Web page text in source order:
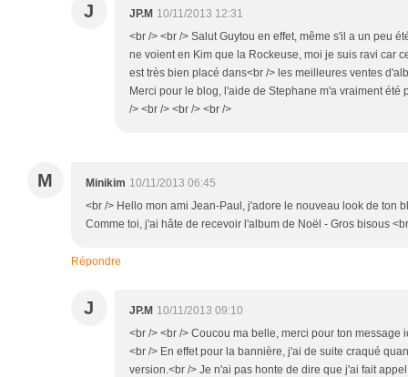
J JP.M 10/11/2013 12:31
<br /> <br /> Salut Guytou en effet, même s'il a un peu
ne voient en Kim que la Rockeuse, moi je suis ravi car
est très bien placé dans<br /> les meilleures ventes
Merci pour le blog, l'aide de Stephane m'a vraiment été
/> <br /> <br /> <br />
M Minikim 10/11/2013 06:45
<br /> Hello mon ami Jean-Paul, j'adore le nouveau look de ton
Comme toi, j'ai hâte de recevoir l'album de Noël - Gros bisous
Répondre
J JP.M 10/11/2013 09:10
<br /> <br /> Coucou ma belle, merci pour ton message
<br /> En effet pour la bannière, j'ai de suite craqué
version.<br /> Je n'ai pas honte de dire que j'ai fait